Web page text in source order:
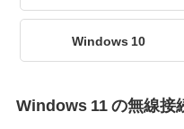
Windows 10
Windows 11 の無線接